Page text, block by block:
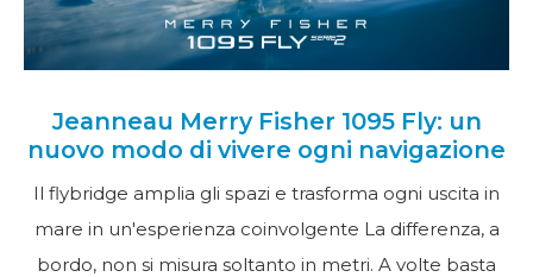
Jeanneau Merry Fisher 1095 Fly: un
nuovo modo di vivere ogni navigazione
Il flybridge amplia gli spazi e trasforma ogni uscita in
mare in un'esperienza coinvolgente La differenza, a
bordo, non si misura soltanto in metri. A volte basta